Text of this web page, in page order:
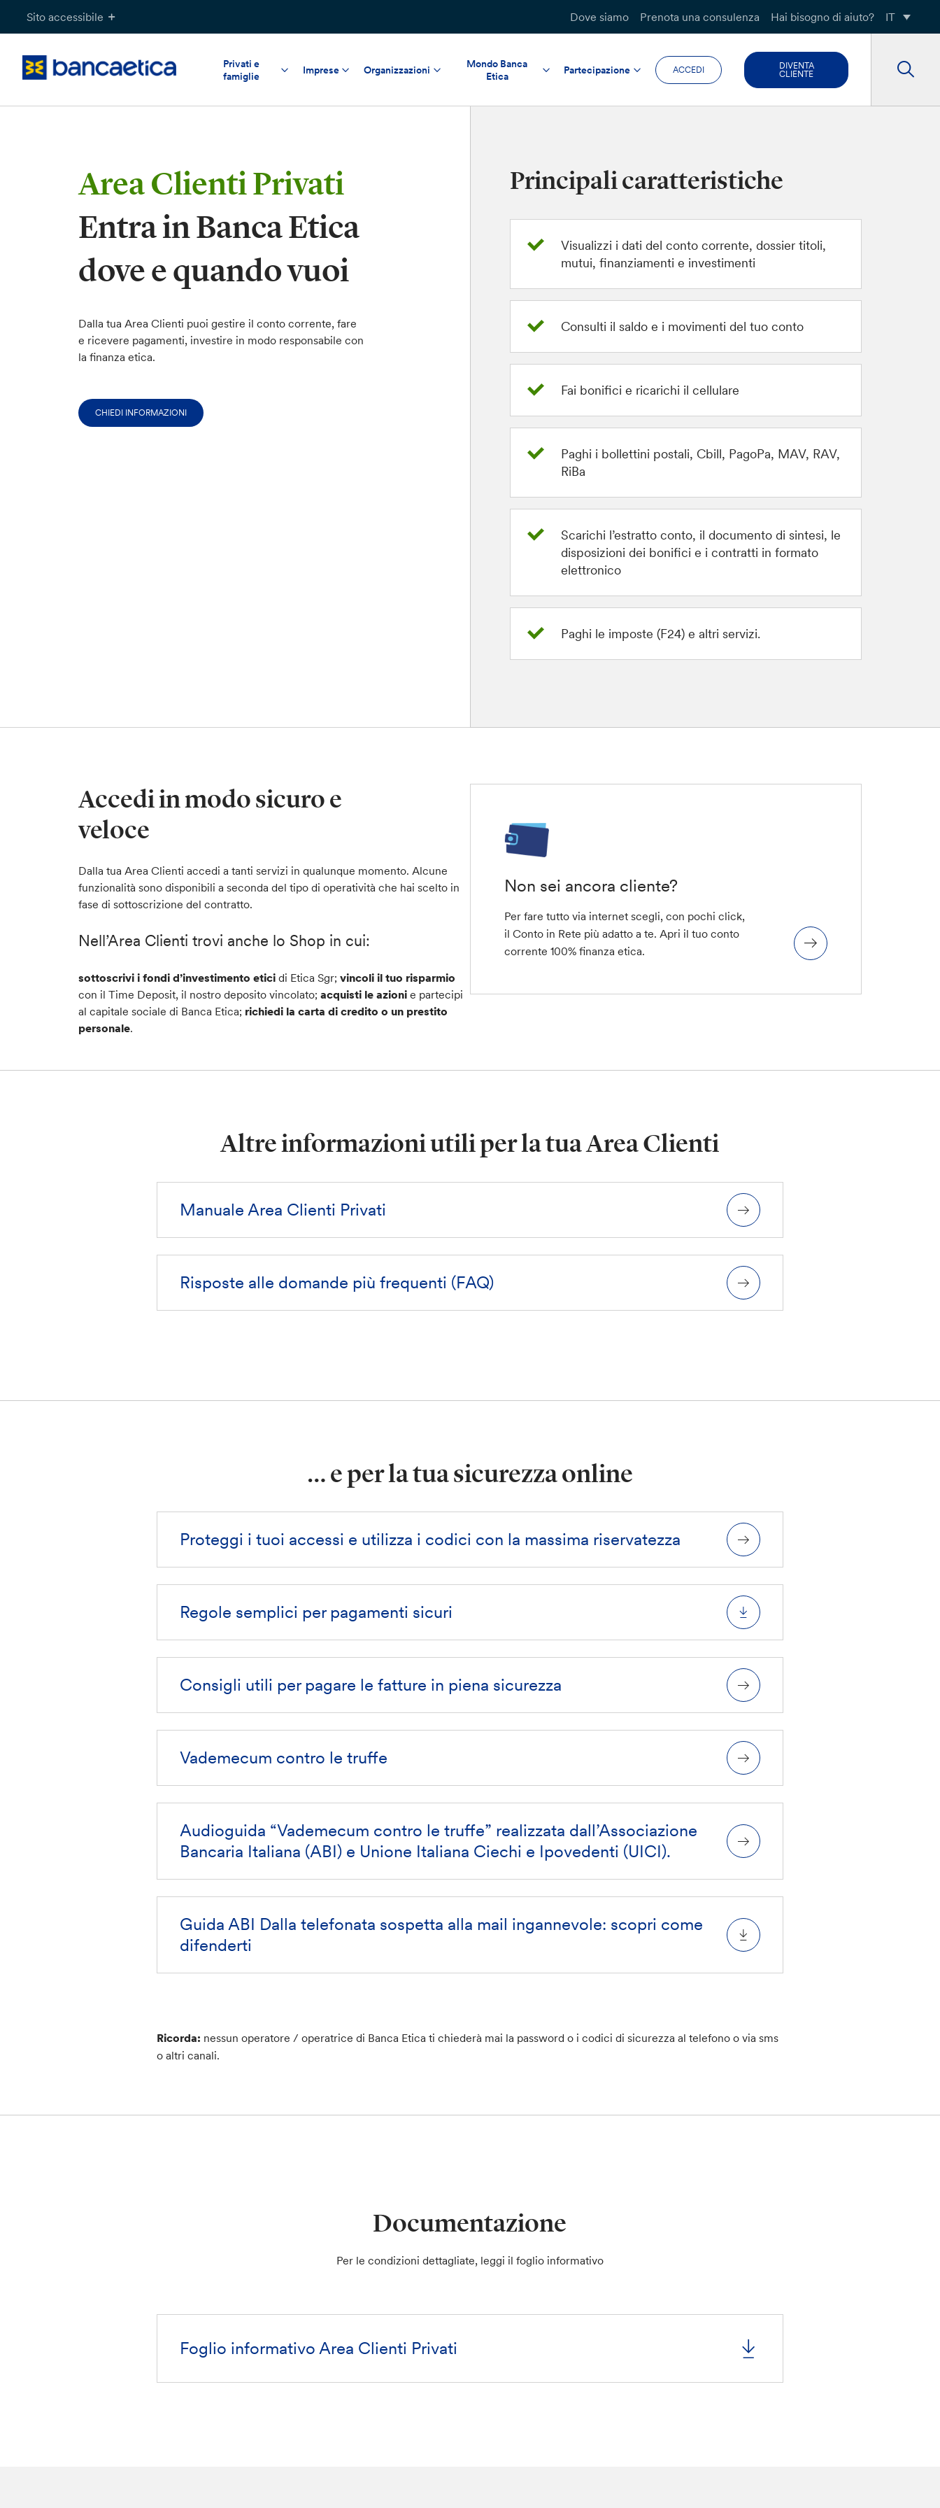
Sito accessibile Dove siamo Prenota una consulenza Hai bisogno di aiuto? IT
Privati e
famiglie
Imprese Organizzazioni
Mondo Banca
Etica
Partecipazione ACCEDI
DIVENTA
CLIENTE
Area Clienti Privati
Entra in Banca Etica
dove e quando vuoi
Dalla tua Area Clienti puoi gestire il conto corrente, fare
e ricevere pagamenti, investire in modo responsabile con
la finanza etica.
CHIEDI INFORMAZIONI
Principali caratteristiche
Visualizzi i dati del conto corrente, dossier titoli,
mutui, finanziamenti e investimenti
Consulti il saldo e i movimenti del tuo conto
Fai bonifici e ricarichi il cellulare
Paghi i bollettini postali, Cbill, PagoPa, MAV, RAV,
RiBa
Scarichi l’estratto conto, il documento di sintesi, le
disposizioni dei bonifici e i contratti in formato
elettronico
Paghi le imposte (F24) e altri servizi.
Accedi in modo sicuro e
veloce
Dalla tua Area Clienti accedi a tanti servizi in qualunque momento. Alcune
funzionalità sono disponibili a seconda del tipo di operatività che hai scelto in
fase di sottoscrizione del contratto.
Nell’Area Clienti trovi anche lo Shop in cui:
sottoscrivi i fondi d’investimento eticidi Etica Sgr;vincoli il tuo risparmio
con il Time Deposit, il nostro deposito vincolato;acquisti le azioni e partecipi
al capitale sociale di Banca Etica; richiedi la carta di credito o un prestito
personale.
Non sei ancora cliente?
Per fare tutto via internet scegli, con pochi click,
il Conto in Rete più adatto a te. Apri il tuo conto
corrente 100% finanza etica.
Altre informazioni utili per la tua Area Clienti
Manuale Area Clienti Privati
Risposte alle domande più frequenti (FAQ)
… e per la tua sicurezza online
Proteggi i tuoi accessi e utilizza i codici con la massima riservatezza
Regole semplici per pagamenti sicuri
Consigli utili per pagare le fatture in piena sicurezza
Vademecum contro le truffe
Audioguida “Vademecum contro le truffe” realizzata dall’Associazione
Bancaria Italiana (ABI) e Unione Italiana Ciechi e Ipovedenti (UICI).
Guida ABI Dalla telefonata sospetta alla mail ingannevole: scopri come
difenderti
Ricorda: nessun operatore / operatrice di Banca Etica ti chiederà mai la password o i codici di sicurezza al telefono o via sms
o altri canali.
Documentazione
Per le condizioni dettagliate, leggi il foglio informativo
Foglio informativo Area Clienti Privati